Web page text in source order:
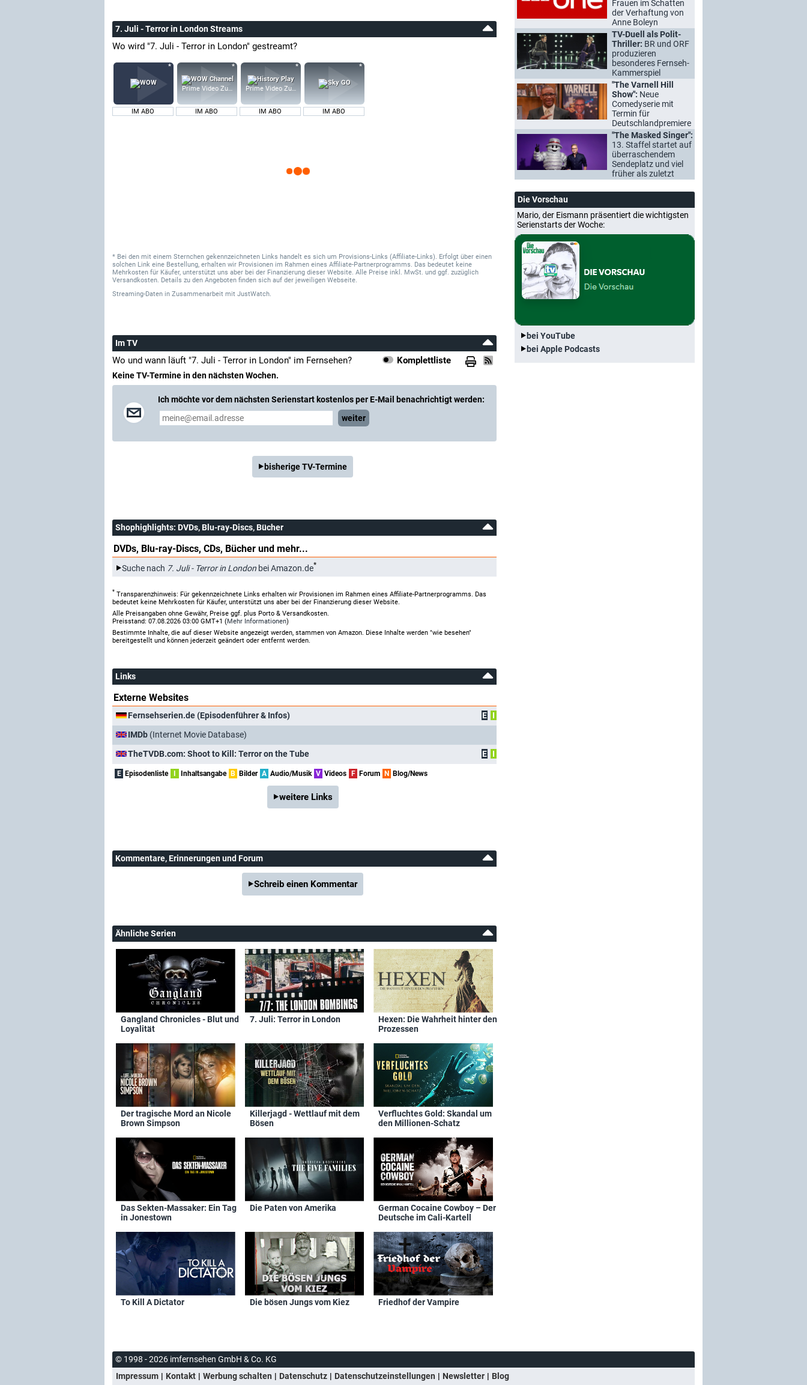
7. Juli - Terror in London Streams
Wo wird "7. Juli - Terror in London" gestreamt?
IM ABO
Prime Video Zusatz-Kanäle
IM ABO
Prime Video Zusatz-Kanäle
IM ABO IM ABO
* Bei den mit einem Sternchen gekennzeichneten Links handelt es sich um Provisions-Links (Affiliate-Links). Erfolgt über einen
solchen Link eine Bestellung, erhalten wir Provisionen im Rahmen eines Affiliate-Partnerprogramms. Das bedeutet keine
Mehrkosten für Käufer, unterstützt uns aber bei der Finanzierung dieser Website. Alle Preise inkl. MwSt. und ggf. zuzüglich
Versandkosten. Details zu den Angeboten finden sich auf der jeweiligen Webseite.
Streaming-Daten in Zusammenarbeit mit JustWatch.
Im TV
Wo und wann läuft "7. Juli - Terror in London" im Fernsehen? Komplettliste
Keine TV-Termine in den nächsten Wochen.
Ich möchte vor dem nächsten Serienstart kostenlos per E-Mail benachrichtigt werden:
weiter
bisherige TV-Termine
Shophighlights: DVDs, Blu-ray-Discs, Bücher
DVDs, Blu-ray-Discs, CDs, Bücher und mehr...
Suche nach 7. Juli - Terror in London bei Amazon.de*
* Transparenzhinweis: Für gekennzeichnete Links erhalten wir Provisionen im Rahmen eines Affiliate-Partnerprogramms. Das
bedeutet keine Mehrkosten für Käufer, unterstützt uns aber bei der Finanzierung dieser Website.
Alle Preisangaben ohne Gewähr, Preise ggf. plus Porto & Versandkosten.
Preisstand: 07.08.2026 03:00 GMT+1 (Mehr Informationen)
Bestimmte Inhalte, die auf dieser Website angezeigt werden, stammen von Amazon. Diese Inhalte werden "wie besehen"
bereitgestellt und können jederzeit geändert oder entfernt werden.
Links
Externe Websites
Fernsehserien.de (Episodenführer & Infos) E
I
IMDb (Internet Movie Database)
TheTVDB.com: Shoot to Kill: Terror on the Tube
E I
E Episodenliste I Inhaltsangabe B Bilder A Audio/Musik V Videos F Forum N Blog/News
weitere Links
Kommentare, Erinnerungen und Forum
Schreib einen Kommentar
Ähnliche Serien
Gangland Chronicles - Blut und
Loyalität
7. Juli: Terror in London
Hexen: Die Wahrheit hinter den
Prozessen
Der tragische Mord an Nicole
Brown Simpson
Killerjagd - Wettlauf mit dem
Bösen
Verfluchtes Gold: Skandal um
den Millionen-Schatz
Das Sekten-Massaker: Ein Tag
in Jonestown
Die Paten von Amerika
German Cocaine Cowboy – Der
Deutsche im Cali-Kartell
To Kill A Dictator Die bösen Jungs vom Kiez Friedhof der Vampire
Frauen im Schatten
der Verhaftung von
Anne Boleyn
TV-Duell als Polit-
Thriller: BR und ORF
produzieren
besonderes Fernseh-
Kammerspiel
"The Varnell Hill
Show": Neue
Comedyserie mit
Termin für
Deutschlandpremiere
"The Masked Singer":
13. Staffel startet auf
überraschendem
Sendeplatz und viel
früher als zuletzt
Die Vorschau
Mario, der Eismann präsentiert die wichtigsten
Serienstarts der Woche:
bei YouTube
bei Apple Podcasts
© 1998 - 2026 imfernsehen GmbH & Co. KG
Impressum
Kontakt Werbung schalten Datenschutz Datenschutzeinstellungen Newsletter Blog